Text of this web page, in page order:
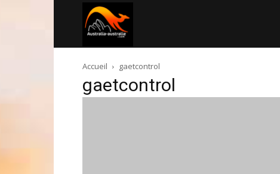
australie.com
Accueil gaetcontrol
gaetcontrol